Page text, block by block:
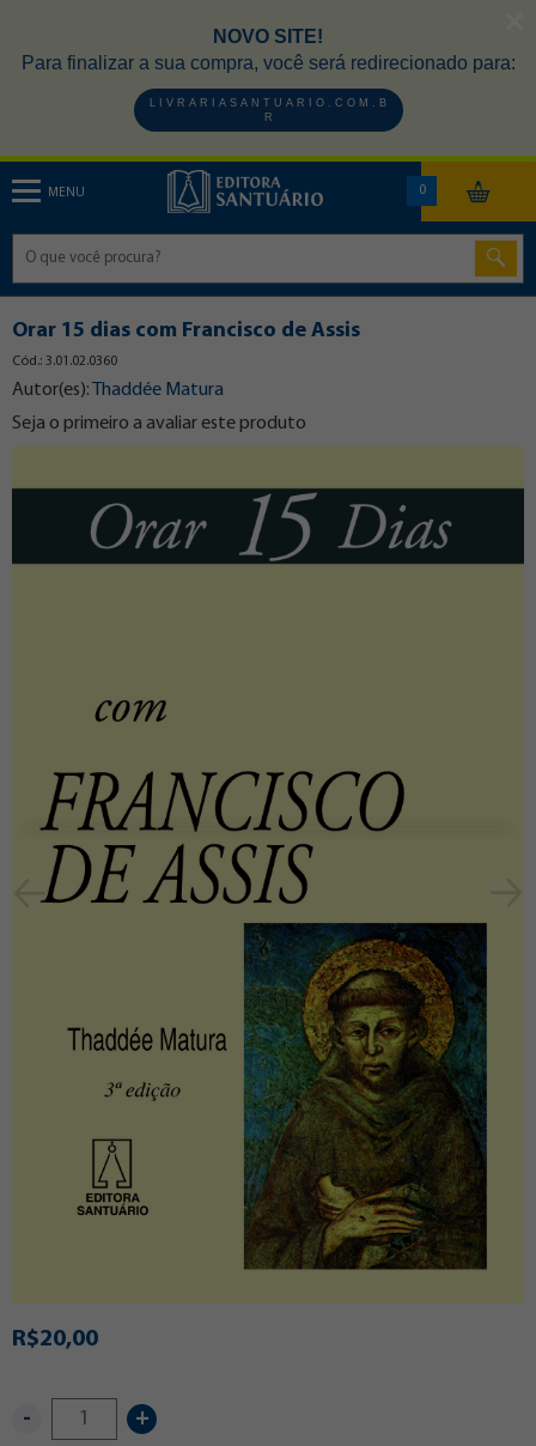
NOVO SITE!
Para finalizar a sua compra, você será redirecionado para:
L I V R A R I A S A N T U A R I O . C O M . B
R
MENU 0
Orar 15 dias com Francisco de Assis
Cód.: 3.01.02.0360
Autor(es): Thaddée Matura
Seja o primeiro a avaliar este produto
R$20,00
- +